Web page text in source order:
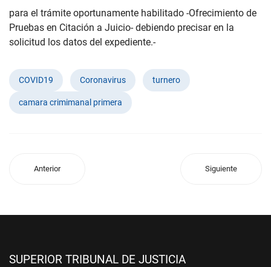
para el trámite oportunamente habilitado -Ofrecimiento de
Pruebas en Citación a Juicio- debiendo precisar en la
solicitud los datos del expediente.-
COVID19 Coronavirus turnero
camara crimimanal primera
Anterior Siguiente
SUPERIOR TRIBUNAL DE JUSTICIA